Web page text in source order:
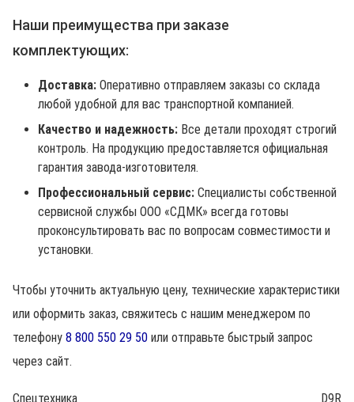
Наши преимущества при заказе
комплектующих:
Доставка: Оперативно отправляем заказы со склада
любой удобной для вас транспортной компанией.
Качество и надежность: Все детали проходят строгий
контроль. На продукцию предоставляется официальная
гарантия завода-изготовителя.
Профессиональный сервис: Специалисты собственной
сервисной службы ООО «СДМК» всегда готовы
проконсультировать вас по вопросам совместимости и
установки.
Чтобы уточнить актуальную цену, технические характеристики
или оформить заказ, свяжитесь с нашим менеджером по
телефону 8 800 550 29 50 или отправьте быстрый запрос
через сайт.
Спецтехника D9R